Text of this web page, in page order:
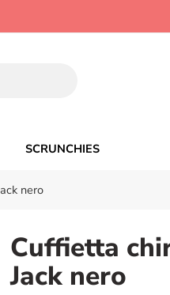
SCRUNCHIES
nero
Cuffietta
Jack nero